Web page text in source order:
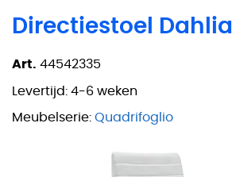
Directiestoel Dahlia
Art. 44542335
Levertijd: 4-6 weken
Meubelserie: Quadrifoglio